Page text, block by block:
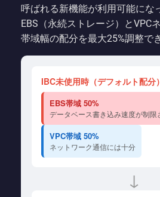
呼ばれる新機能が利用可能にな
EBS（永続ストレージ）とVPC
帯域幅の配分を最大25%調整で
IBC未使用時（デフォルト配分）
EBS帯域 50%
データベース書き込み速度が制限
VPC帯域 50%
ネットワーク通信には十分
↓